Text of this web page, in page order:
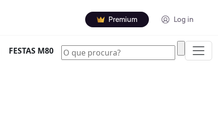
Premium Log in
FESTAS M80